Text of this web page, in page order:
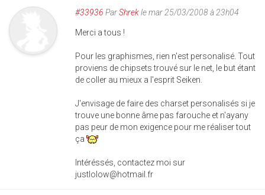
#33936 ParShrekle mar 25/03/2008 à 23h04
Merci a tous !
Pour les graphismes, rien n'est personalisé. Tout
proviens de chipsets trouvé sur le net, le but étant
de coller au mieux a l'esprit Seiken.
J'envisage de faire des charset personalisés si je
trouve une bonne âme pas farouche et n'ayany
pas peur de mon exigence pour me réaliser tout
ça
Intéréssés, contactez moi sur
justlolow@hotmail.fr